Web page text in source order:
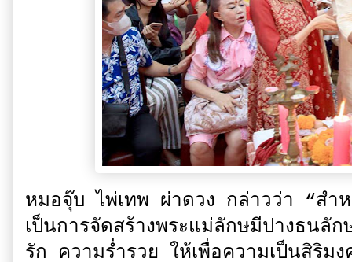
หมอจุ๊บ ไพ่เทพ ผ่าดวง กล่าวว่า “สำ
เป็นการจัดสร้างพระแม่ลักษมีปางธนลั
รัก ความร่ำรวย ให้เพื่อความเป็นสิริม